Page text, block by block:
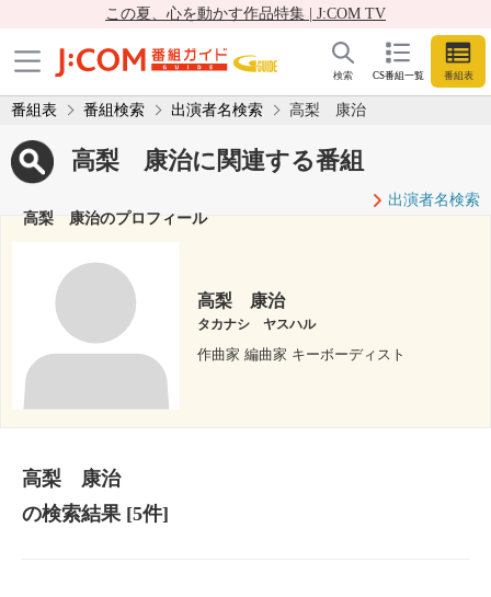
この夏、心を動かす作品特集 | J:COM TV
CS番組一覧 番組表
検索
番組表 番組検索 出演者名検索 高梨 康治
高梨 康治に関連する番組
出演者名検索
高梨 康治のプロフィール
高梨 康治
タカナシ ヤスハル
作曲家 編曲家 キーボーディスト
高梨 康治
の検索結果[5件]